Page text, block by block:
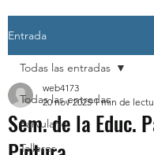
Entrada
Todas las entradas
Parvulario
Talleres
Todas las entradas
Sem. de la Educ.
web4173
20 nov 2025 1 min de